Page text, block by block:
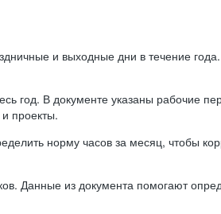
и выходные дни в течение
год. В документе указаны
проекты.
норму часов за месяц, чтобы
Данные из документа помогают